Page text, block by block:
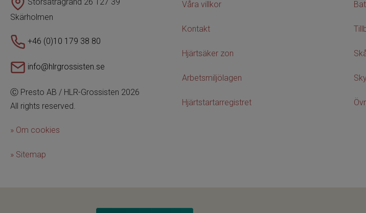
Storsätragränd 26 127 39
Skärholmen
+46 (0)10 179 38 80
info@hlrgrossisten.se
Ⓒ Presto AB / HLR-Grossisten 2026
All rights reserved.
» Om cookies
» Sitemap
Våra villkor
Kontakt
Hjärtsäker zon
Arbetsmiljölagen
Hjärtstartarregistret